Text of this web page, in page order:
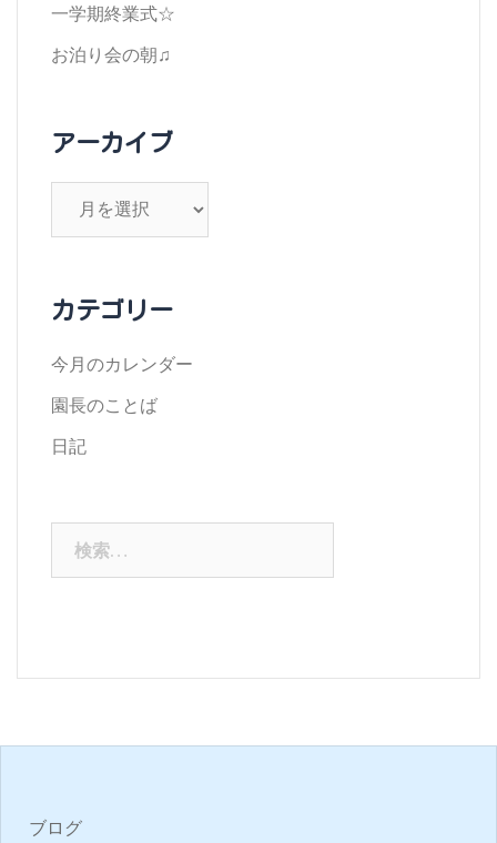
一学期終業式☆
お泊り会の朝♫
アーカイブ
ブ
カテゴリー
今月のカレンダー
園長のことば
日記
ブログ